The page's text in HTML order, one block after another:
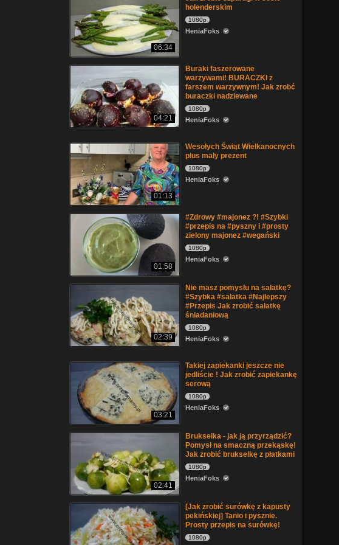
06:34
holenderskim
1080p
HeniaFoks
04:21
Buraki faszerowane
warzywami! BURACZKI z
farszem warzywnym! Jak zrobć
buraczki nadziewane
1080p
HeniaFoks
01:13
Wesołych Świąt Wielkanocnych
plus mały prezent
1080p
HeniaFoks
01:58
#Zdrowy #majonez ?! #Szybki
#przepis na #pyszny i #prosty
zielony majonez #wegański
1080p
HeniaFoks
02:39
Nie masz pomysłu na sałatkę?
#Szybka #sałatka #Najlepszy
#Przepis Jak zrobić sałatkę
śniadaniową
1080p
HeniaFoks
03:21
Takiej zapiekanki jeszcze nie
jedliście ! Jak zrobić zapiekankę
serową
1080p
HeniaFoks
02:41
Brukselka - jak ją przyrządzić?
Pomysł na smaczną przekąskę!
Jak zrobić brukselkę z płatkami
1080p
HeniaFoks
[Jak zrobić surówkę z kapusty
pekińskiej] Tanio i pysznie.
Prosty przepis na surówkę!
1080p